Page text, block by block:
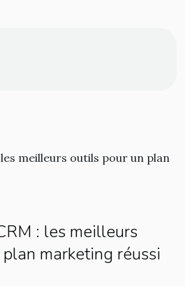
meilleurs outils pour un plan
: les meilleurs
marketing réussi